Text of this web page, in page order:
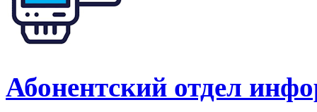
Абонентский отдел